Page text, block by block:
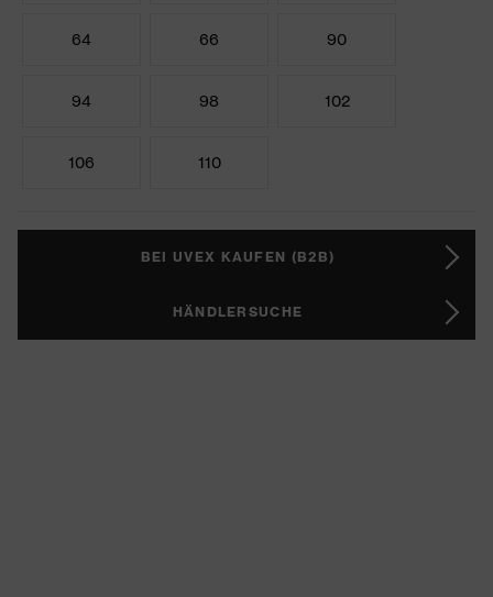
64 66 90
94 98 102
106 110
BEI UVEX KAUFEN (B2B)
HÄNDLERSUCHE